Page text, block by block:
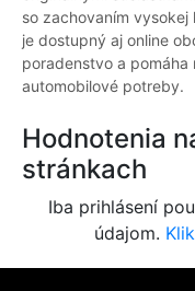
so zachovaním
je dostupný aj online
poradenstvo a pomáha
automobilové potreby.
Hodnotenia
stránkach
Iba prihlásení
údajom.